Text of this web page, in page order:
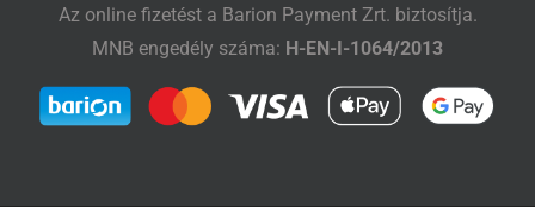
Az online fizetést a Barion Payment Zrt. biztosítja.
MNB engedély száma: H-EN-I-1064/2013